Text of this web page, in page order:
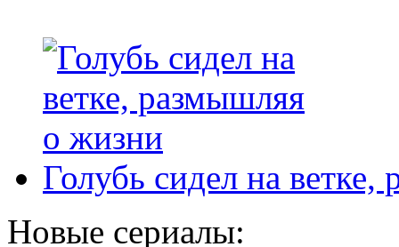
Голубь сидел на
Новые сериалы: